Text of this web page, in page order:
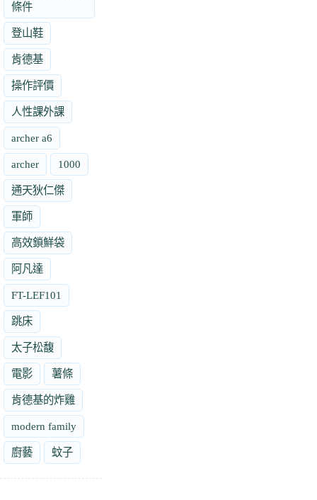
條件
登山鞋
肯德基
操作評價
人性課外課
archer a6
archer 1000
通天狄仁傑
軍師
高效鎖鮮袋
阿凡達
FT-LEF101
跳床
太子松馥
電影 薯條
肯德基的炸雞
modern family
廚藝 蚊子